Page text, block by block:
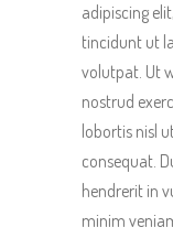
adipiscing
tincidunt ut
volutpat. Ut
nostrud
lobortis nisl
consequat.
hendrerit in
minim